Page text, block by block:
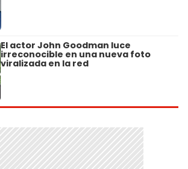
El actor John Goodman luce
irreconocible en una nueva foto
viralizada en la red